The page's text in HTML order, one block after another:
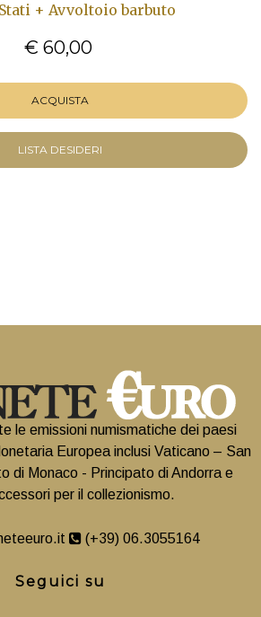
+ Avvoltoio barbuto
€ 60,00
ACQUISTA
LISTA DESIDERI
le emissioni numismatiche dei paesi
Europea inclusi Vaticano – San
di Monaco - Principato di Andorra e
per il collezionismo.
(+39) 06.3055164
Seguici su